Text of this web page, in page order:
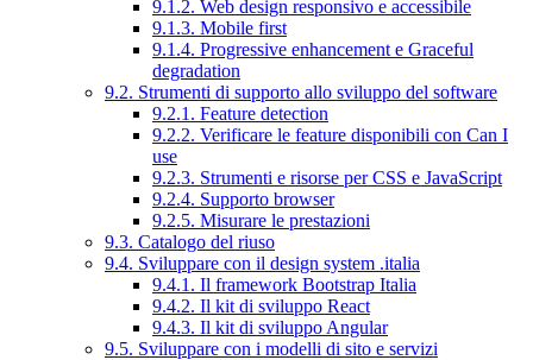
9.1.2. Web design responsivo e accessibile
9.1.3. Mobile first
9.1.4. Progressive enhancement e Graceful
degradation
9.2. Strumenti di supporto allo sviluppo del software
9.2.1. Feature detection
9.2.2. Verificare le feature disponibili con Can I
use
9.2.3. Strumenti e risorse per CSS e JavaScript
9.2.4. Supporto browser
9.2.5. Misurare le prestazioni
9.3. Catalogo del riuso
9.4. Sviluppare con il design system .italia
9.4.1. Il framework Bootstrap Italia
9.4.2. Il kit di sviluppo React
9.4.3. Il kit di sviluppo Angular
9.5. Sviluppare con i modelli di sito e servizi